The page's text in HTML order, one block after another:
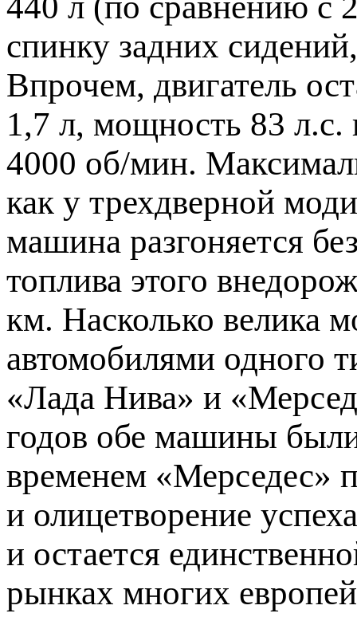
спинку задних
Впрочем, двигатель
1,7 л, мощность 83
4000 об/мин.
как у трехдверной
машина разгоняется
топлива этого
км. Насколько велика
автомобилями одного
«Лада Нива» и
годов обе машины
временем «Мерседес»
и олицетворение
и остается
рынках многих